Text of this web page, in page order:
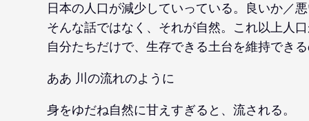
日本の人口が減少していっている。良いか／
そんな話ではなく、それが自然。これ以上人
自分たちだけで、生存できる土台を維持でき
ああ 川の流れのように
身をゆだね自然に甘えすぎると、流される。